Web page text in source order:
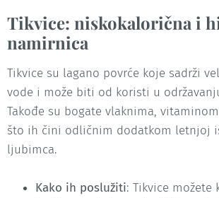
Tikvice: niskokalorična i
namirnica
Tikvice su lagano povrće koje sadrži
vode i može biti od koristi u
Takođe su bogate vlaknima,
što ih čini odličnim dodatkom letnjoj
ljubimca.
Kako ih poslužiti: Tikvice možete